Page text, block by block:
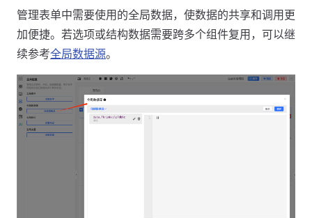
管理表单中需要使用的全局数据，使数据的共享和调用更
加便捷。若选项或结构数据需要跨多个组件复用，可以继
续参考全局数据源。